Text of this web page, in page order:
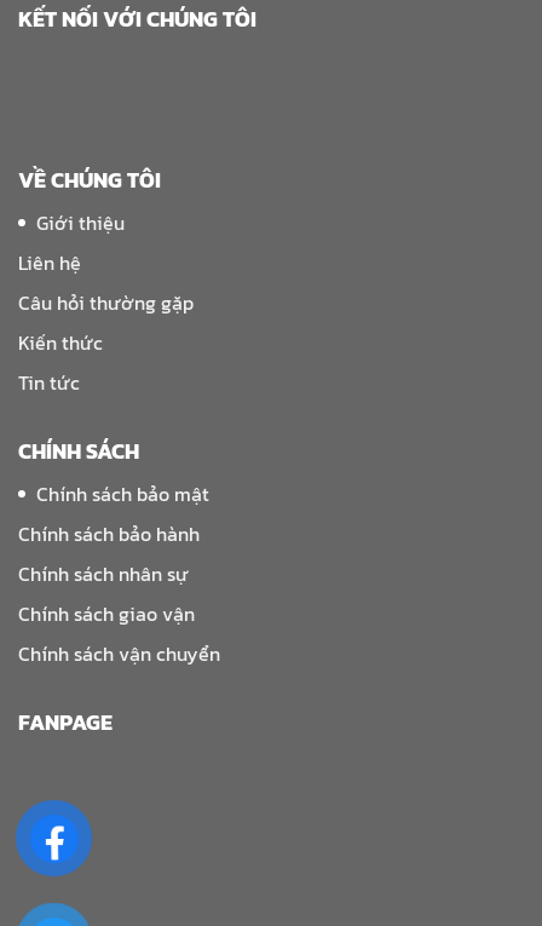
KẾT NỐI VỚI CHÚNG TÔI
VỀ CHÚNG TÔI
Giới thiệu
Liên hệ
Câu hỏi thường gặp
Kiến thức
Tin tức
CHÍNH SÁCH
Chính sách bảo mật
Chính sách bảo hành
Chính sách nhân sự
Chính sách giao vận
Chính sách vận chuyển
FANPAGE